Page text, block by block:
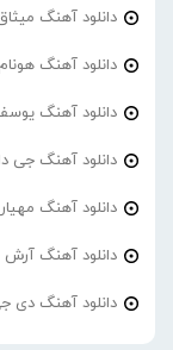
دانلود آهنگ
دانلود آهنگ
دانلود آهنگ
دانلود آهنگ جی
دانلود آهنگ
دانلود آهنگ آرش
دانلود آهنگ دی